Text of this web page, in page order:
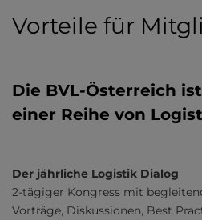
Vorteile für
Die BVL-Österreich
einer Reihe von
Der jährliche Logistik Dialog
2-tägiger Kongress mit
Vorträge, Diskussionen, Best